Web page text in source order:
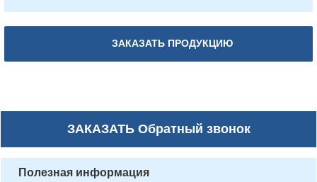
ЗАКАЗАТЬ ПРОДУКЦИЮ
ЗАКАЗАТЬОбратный звонок
Полезная информация